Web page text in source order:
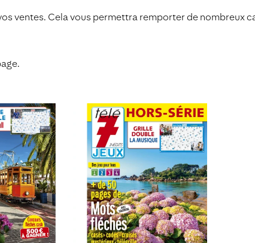
ventes. Cela vous permettra remporter de nombreux